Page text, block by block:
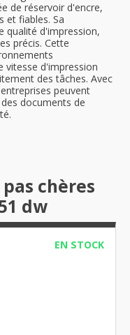
de réservoir d'encre,
et fiables. Sa
qualité d'impression,
précis. Cette
vitesse d'impression
des tâches. Avec
entreprises peuvent
documents de
chères
dw
EN STOCK